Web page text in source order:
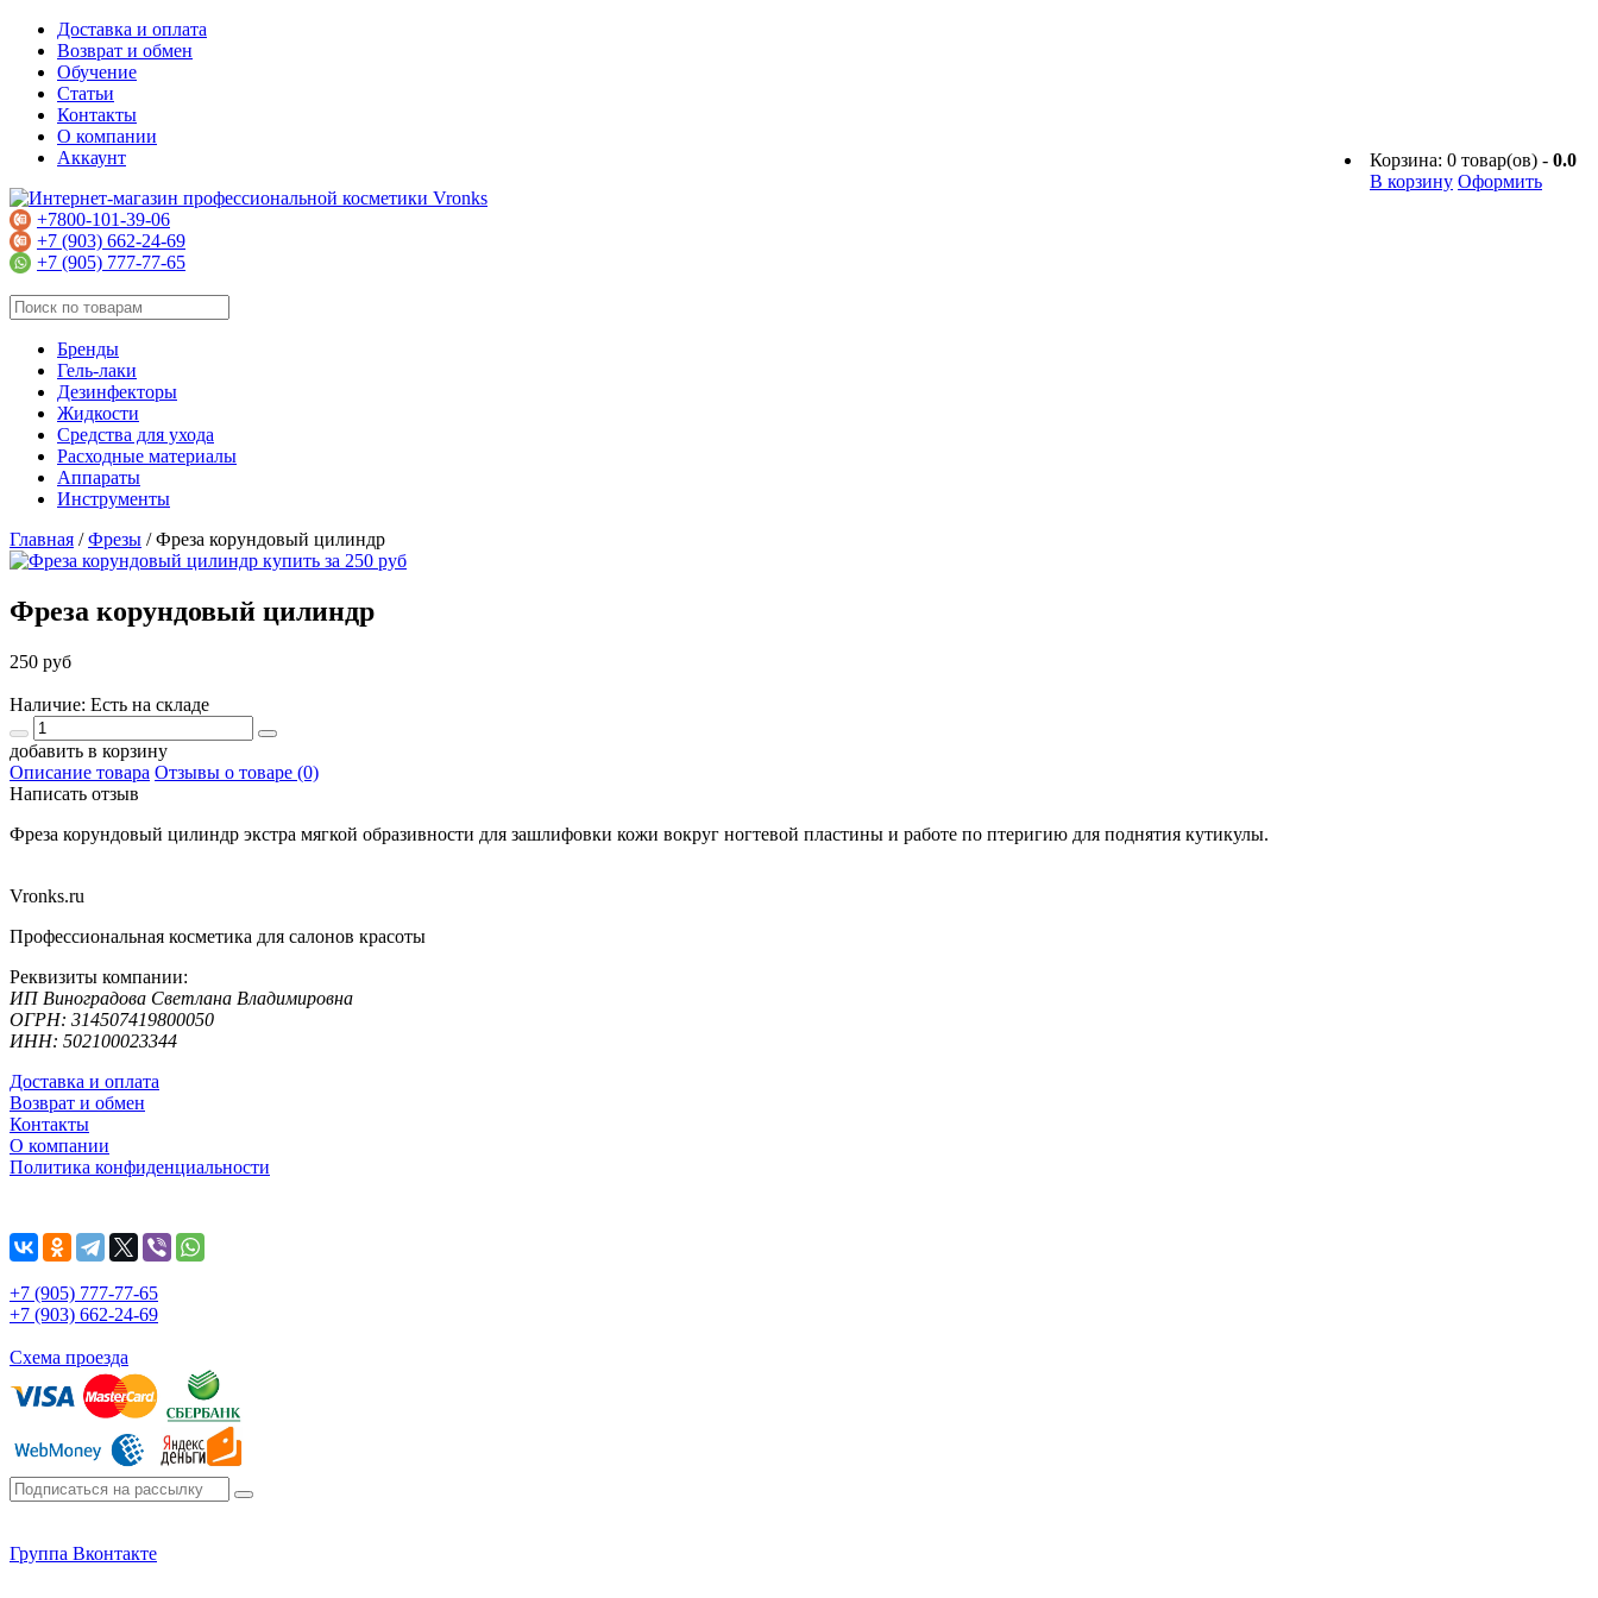
Доставка и оплата
Возврат и обмен
Обучение
Статьи
Контакты
О компании
Корзина: 0 товар(ов) - 0.0
В корзину Оформить
Аккаунт
+7800-101-39-06
+7 (903) 662-24-69
+7 (905) 777-77-65
Бренды
Гель-лаки
Дезинфекторы
Жидкости
Средства для ухода
Расходные материалы
Аппараты
Инструменты
Главная /Фрезы /Фреза корундовый цилиндр
Фреза корундовый цилиндр
250 руб
Наличие: Есть на складе
добавить в корзину
Описание товара Отзывы о товаре (0)
Написать отзыв
Фреза корундовый цилиндр экстра мягкой образивности для зашлифовки кожи вокруг ногтевой пластины и работе по птеригию для поднятия кутикулы.
Vronks.ru
Профессиональная косметика для салонов красоты
Реквизиты компании:
ИП Виноградова Светлана Владимировна
ОГРН: 314507419800050
ИНН: 502100023344
Доставка и оплата
Возврат и обмен
Контакты
О компании
Политика конфиденциальности
+7 (905) 777-77-65
+7 (903) 662-24-69
Схема проезда
Группа Вконтакте